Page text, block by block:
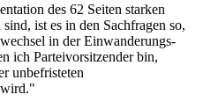
des 62 Seiten starken
ist es in den Sachfragen so,
in der Einwanderungs-
ich Parteivorsitzender bin,
unbefristeten
wird."